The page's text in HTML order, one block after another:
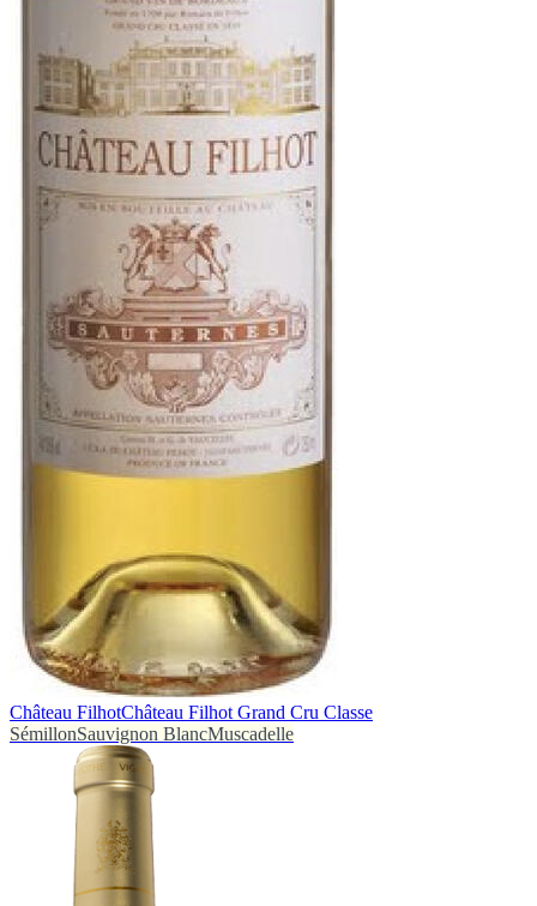
Château FilhotChâteau Filhot Grand Cru Classe
SémillonSauvignon BlancMuscadelle